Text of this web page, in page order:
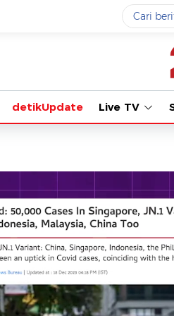
Yang
data
#3
#5
Terakhir
detikUpdate Live TV